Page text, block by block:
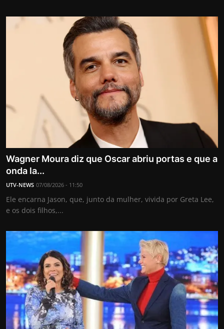
Wagner Moura diz que Oscar abriu portas e que a
onda la...
UTV-NEWS 07/08/2026 - 11:50
Ele encarna Jason, que, junto da mulher, vivida por Greta Lee,
e os dois filhos,...